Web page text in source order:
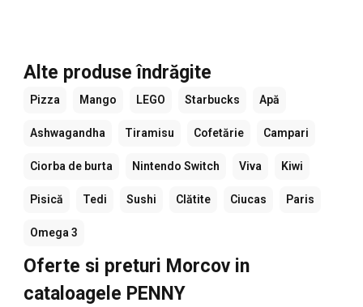
Alte produse îndrăgite
Pizza Mango LEGO Starbucks Apă
Ashwagandha Tiramisu Cofetărie Campari
Ciorba de burta Nintendo Switch Viva Kiwi
Pisică Tedi Sushi Clătite Ciucas Paris
Omega 3
Oferte si preturi Morcov in
cataloagele PENNY